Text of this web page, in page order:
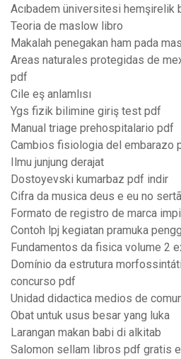
Acıbadem üniversitesi hemşirelik
Teoria de maslow libro
Makalah penegakan ham pada
Areas naturales protegidas de
pdf
Cile eş anlamlısı
Ygs fizik bilimine giriş test pdf
Manual triage prehospitalario pdf
Cambios fisiologia del embarazo
Ilmu junjung derajat
Dostoyevski kumarbaz pdf indir
Cifra da musica deus e eu no
Formato de registro de marca
Contoh lpj kegiatan pramuka
Fundamentos da fisica volume 2
Domínio da estrutura
concurso pdf
Unidad didactica medios de
Obat untuk usus besar yang luka
Larangan makan babi di alkitab
Salomon sellam libros pdf gratis